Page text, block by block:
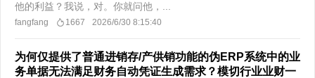
他的利益？我说，对。你就问他，...
fangfang 1667 2026/6/30 8:15:40
为何仅提供了普通进销存/产供销功能的伪ERP系统中的业
务单据无法满足财务自动凭证生成需求？模切行业业财一